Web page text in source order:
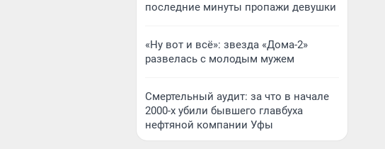
последние минуты пропажи девушки
«Ну вот и всё»: звезда «Дома-2»
развелась с молодым мужем
Смертельный аудит: за что в начале
2000-х убили бывшего главбуха
нефтяной компании Уфы